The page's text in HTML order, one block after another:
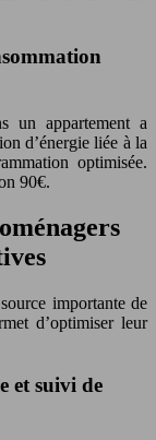
un appartement a
d’énergie liée à la
optimisée.
90€.
importante de
d’optimiser leur
et suivi de